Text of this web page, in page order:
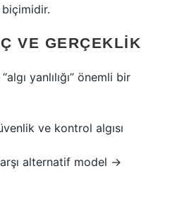
VE GERÇEKLIK
yanlılığı” önemli bir
ve kontrol algısı
alternatif model →